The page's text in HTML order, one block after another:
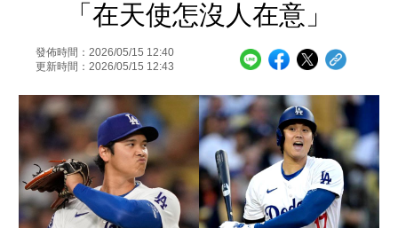
「在天使怎沒人在意」
發佈時間：2026/05/15 12:40
更新時間：2026/05/15 12:43